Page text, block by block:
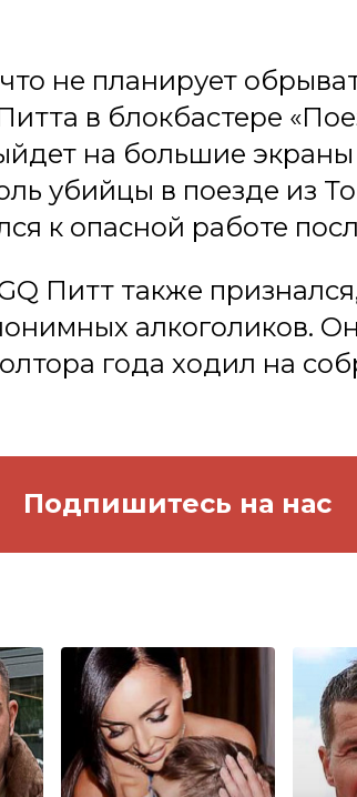
не планирует
в блокбастере
на большие экраны
убийцы в поезде из
к опасной работе
Питт также
алкоголиков.
года ходил на
Подпишитесь на нас